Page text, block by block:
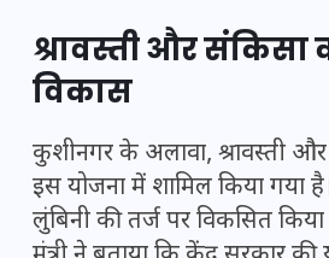
श्रावस्ती और संकिसा
विकास
कुशीनगर के अलावा, श्रावस्ती
इस योजना में शामिल किया गया
लुंबिनी की तर्ज पर विकसित किया